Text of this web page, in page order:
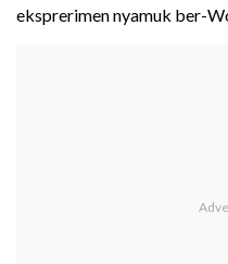
eksprerimen nyamuk ber-